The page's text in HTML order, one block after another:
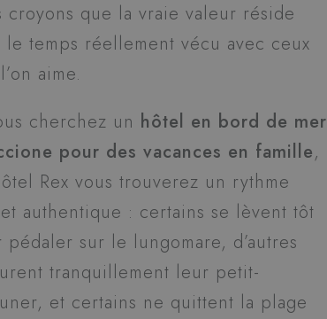
croyons que la vraie valeur réside
le temps réellement vécu avec ceux
aime.
cherchez un hôtel en bord de mer
pour des vacances en famille,
Rex vous trouverez un rythme
authentique : certains se lèvent tôt
pédaler sur le lungomare, d’autres
tranquillement leur petit-
et certains ne quittent la plage